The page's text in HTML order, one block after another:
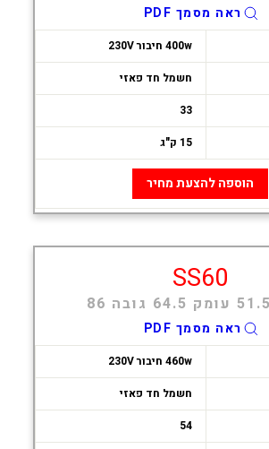
ראה מסמך PDF
400w חיבור 230V
חשמל חד פאזי
33
15 ק"ג
הוספה להצעת מחיר
SS60
ראה מסמך PDF
460w חיבור 230V
חשמל חד פאזי
54